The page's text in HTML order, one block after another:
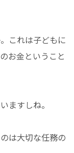
これは子どもに
お金ということ
ますしね。
は大切な任務の